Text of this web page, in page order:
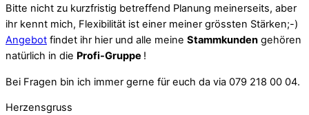
Bitte nicht zu kurzfristig betreffend Planung meinerseits, aber
ihr kennt mich, Flexibilität ist einer meiner grössten Stärken;-)
Angebot findet ihr hier und alle meine Stammkunden gehören
natürlich in die Profi-Gruppe !
Bei Fragen bin ich immer gerne für euch da via 079 218 00 04.
Herzensgruss